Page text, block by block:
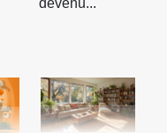
devenu...